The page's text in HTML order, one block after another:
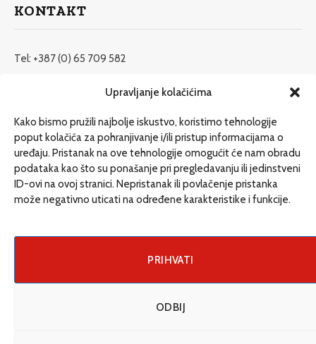
Upravljanje kolačićima
Kako bismo pružili najbolje iskustvo, koristimo tehnologije
poput kolačića za pohranjivanje i/ili pristup informacijama o
uređaju. Pristanak na ove tehnologije omogućit će nam obradu
podataka kao što su ponašanje pri pregledavanju ili jedinstveni
ID-ovi na ovoj stranici. Nepristanak ili povlačenje pristanka
može negativno uticati na određene karakteristike i funkcije.
PRIHVATI
ODBIJ
KONTAKT
Tel: +387 (0) 65 709 582
redakcija@etrafika.net
Dosije
Drugi pišu
Društvo